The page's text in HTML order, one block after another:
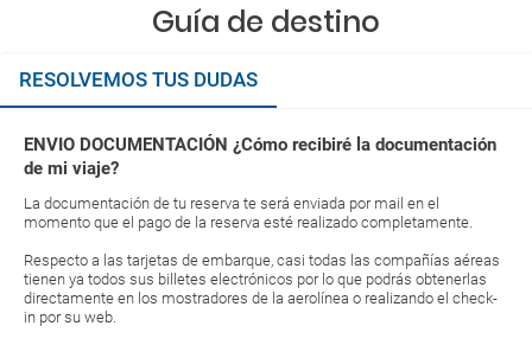
Guía de destino
RESOLVEMOS TUS DUDAS
ENVIO DOCUMENTACIÓN ¿Cómo recibiré la documentación
de mi viaje?
La documentación de tu reserva te será enviada por mail en el
momento que el pago de la reserva esté realizado completamente.
Respecto a las tarjetas de embarque, casi todas las compañías aéreas
tienen ya todos sus billetes electrónicos por lo que podrás obtenerlas
directamente en los mostradores de la aerolínea o realizando el check-
in por su web.